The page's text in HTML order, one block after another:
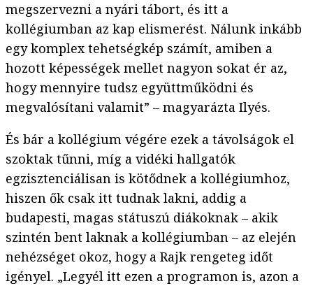
megszervezni a nyári tábort, és itt a
kollégiumban az kap elismerést. Nálunk inkább
egy komplex tehetségkép számít, amiben a
hozott képességek mellet nagyon sokat ér az,
hogy mennyire tudsz együttműködni és
megvalósítani valamit” – magyarázta Ilyés.
És bár a kollégium végére ezek a távolságok el
szoktak tűnni, míg a vidéki hallgatók
egzisztenciálisan is kötődnek a kollégiumhoz,
hiszen ők csak itt tudnak lakni, addig a
budapesti, magas státuszú diákoknak – akik
szintén bent laknak a kollégiumban – az elején
nehézséget okoz, hogy a Rajk rengeteg időt
igényel. „Legyél itt ezen a programon is, azon a